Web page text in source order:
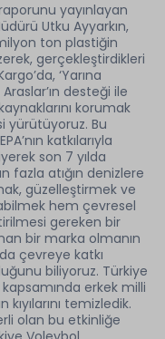
yayınlayan
Utku Ayyarkın,
ton plastiğin
gerçekleştirdikleri
‘Yarına
desteği ile
korumak
yürütüyoruz. Bu
katkılarıyla
son 7 yılda
fazla atığın denizlere
güzelleştirmek ve
hem çevresel
gereken bir
bir marka olmanın
çevreye katkı
biliyoruz. Türkiye
erkek milli
kıyılarını temizledik.
olan bu etkinliğe